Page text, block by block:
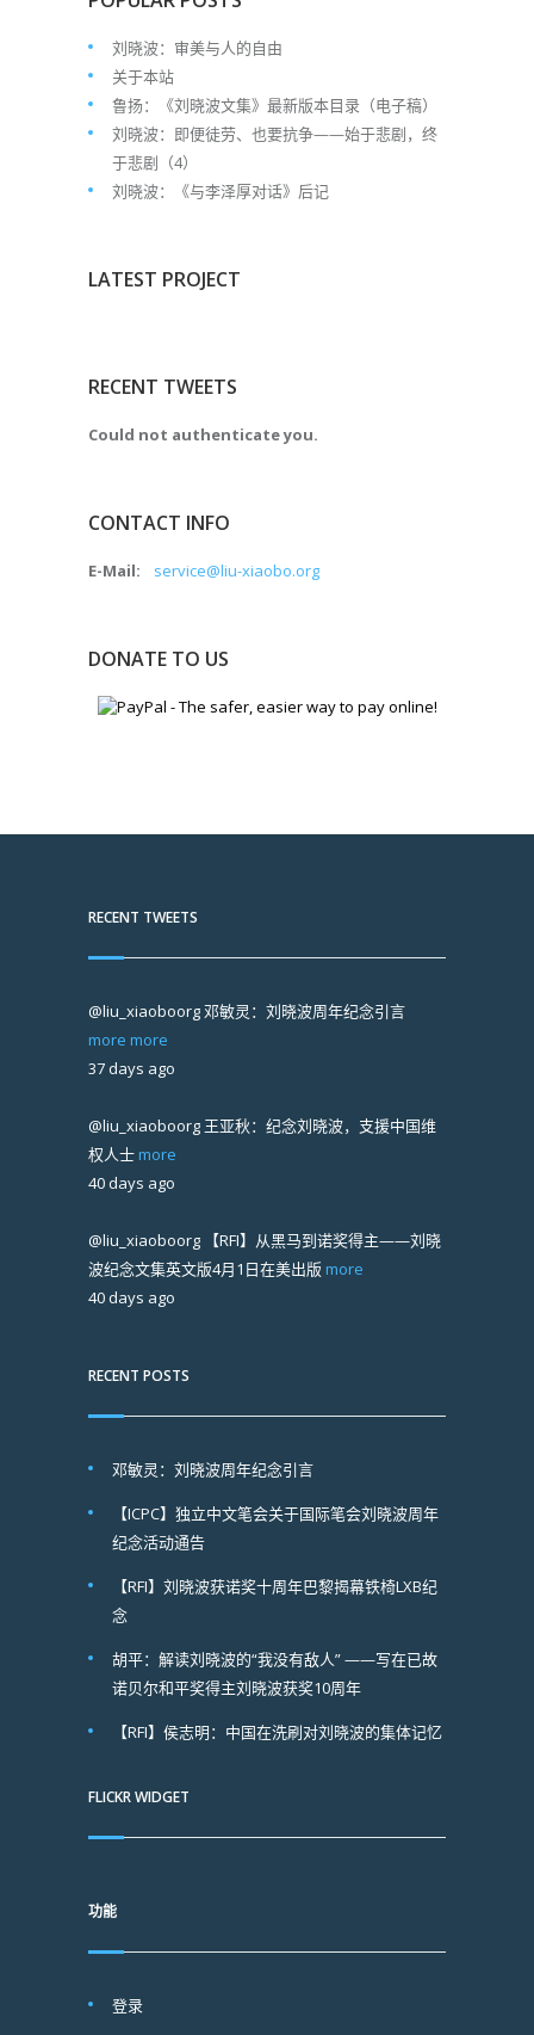
刘晓波：审美与人的自由
关于本站
鲁扬：《刘晓波文集》最新版本目录（电子稿）
刘晓波：即便徒劳、也要抗争——始于悲剧，终
于悲剧（4）
刘晓波：《与李泽厚对话》后记
LATEST PROJECT
RECENT TWEETS
Could not authenticate you.
CONTACT INFO
E-Mail: service@liu-xiaobo.org
DONATE TO US
RECENT TWEETS
@liu_xiaoboorg邓敏灵：刘晓波周年纪念引言
more more
37 days ago
@liu_xiaoboorg 王亚秋：纪念刘晓波，支援中国维
权人士 more
40 days ago
@liu_xiaoboorg 【RFI】从黑马到诺奖得主——刘晓
波纪念文集英文版4月1日在美出版 more
40 days ago
RECENT POSTS
邓敏灵：刘晓波周年纪念引言
【ICPC】独立中文笔会关于国际笔会刘晓波周年
纪念活动通告
【RFI】刘晓波获诺奖十周年巴黎揭幕铁椅LXB纪
念
胡平：解读刘晓波的“我没有敌人” ——写在已故
诺贝尔和平奖得主刘晓波获奖10周年
【RFI】侯志明：中国在洗刷对刘晓波的集体记忆
FLICKR WIDGET
功能
登录